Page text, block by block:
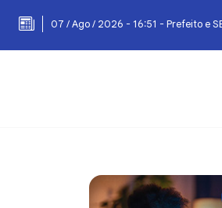
07 / Ago / 2026 - 16:51 - Prefeito e